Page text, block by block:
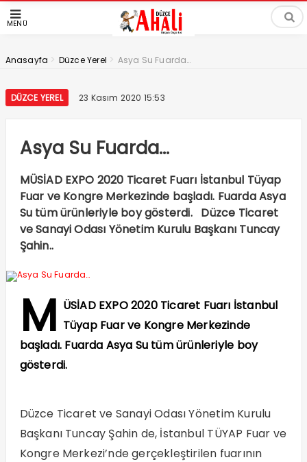
MENÜ
Anasayfa > Düzce Yerel > Asya Su Fuarda…
DÜZCE YEREL 23 Kasım 2020 15:53
Asya Su Fuarda…
MÜSİAD EXPO 2020 Ticaret Fuarı İstanbul Tüyap
Fuar ve Kongre Merkezinde başladı. Fuarda Asya
Su tüm ürünleriyle boy gösterdi. Düzce Ticaret
ve Sanayi Odası Yönetim Kurulu Başkanı Tuncay
Şahin..
M ÜSİAD EXPO 2020 Ticaret Fuarı İstanbul
Tüyap Fuar ve Kongre Merkezinde
başladı. Fuarda Asya Su tüm ürünleriyle boy
gösterdi.
Düzce Ticaret ve Sanayi Odası Yönetim Kurulu
Başkanı Tuncay Şahin de, İstanbul TÜYAP Fuar ve
Kongre Merkezi’nde gerçekleştirilen fuarının